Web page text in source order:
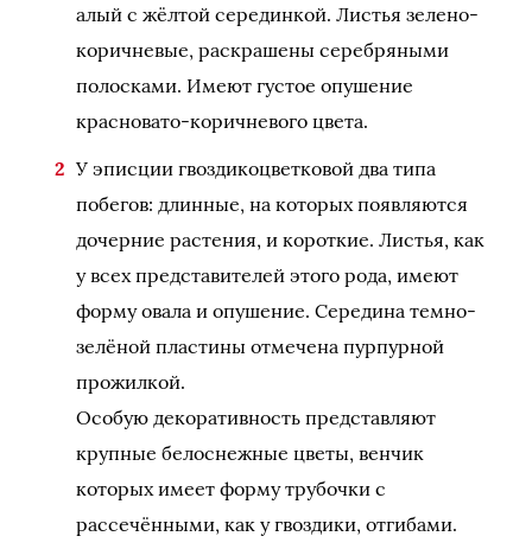
алый с жёлтой серединкой. Листья зелено-
коричневые, раскрашены серебряными
полосками. Имеют густое опушение
красновато-коричневого цвета.
У эписции гвоздикоцветковой два типа
побегов: длинные, на которых появляются
дочерние растения, и короткие. Листья, как
у всех представителей этого рода, имеют
форму овала и опушение. Середина темно-
зелёной пластины отмечена пурпурной
прожилкой.
Особую декоративность представляют
крупные белоснежные цветы, венчик
которых имеет форму трубочки с
рассечёнными, как у гвоздики, отгибами.